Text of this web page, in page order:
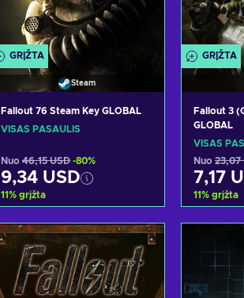
GRĮŽTA
Steam
Fallout 76 Steam Key GLOBAL
VISAS PASAULIS
Nuo 46,15 USD -80%
9,34 USD
11% grįžta
Pridėti į krepšelį
Peržiūrėti pasiūlymus
GRĮŽTA
Fallout 3
GLOBAL
VISAS
Nuo 23,07
7,17
11% grįžta